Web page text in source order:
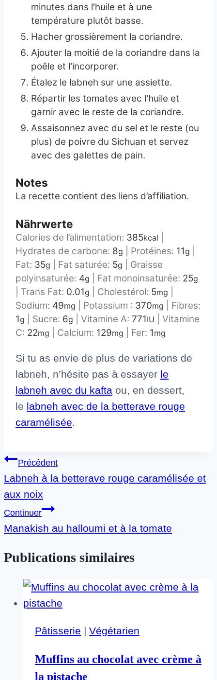
minutes dans l'huile et à une
température plutôt basse.
Hacher grossièrement la coriandre.
Ajouter la moitié de la coriandre dans la
poêle et l'incorporer.
Étalez le labneh sur une assiette.
Répartir les tomates avec l'huile et
garnir avec le reste de la coriandre.
Assaisonnez avec du sel et le reste (ou
plus) de poivre du Sichuan et servez
avec des galettes de pain.
Notes
La recette contient des liens d’affiliation.
Nährwerte
Calories de l’alimentation: 385kcal
Hydrates de carbone: 8g Protéines: 11g
Fat: 35g Fat saturée: 5g
Graisse
polyinsaturée: 4g Fat monoinsaturée: 25g
Trans Fat: 0.01g Cholestérol: 5mg
Sodium: 49mg Potassium : 370mg
Fibres:
1g Sucre: 6g Vitamine A: 771IU
Vitamine
C: 22mg Calcium: 129mg Fer: 1mg
Si tu as envie de plus de variations de
labneh, n’hésite pas à essayer le
labneh avec du kafta ou, en dessert,
le labneh avec de la betterave rouge
caramélisée
Navigation
de
l’article
Précédent
Labneh à la betterave rouge caramélisée et
aux noix
Continuer
Manakish au halloumi et à la tomate
Publications similaires
Pâtisserie | Végétarien
Muffins au chocolat avec crème à
la pistache